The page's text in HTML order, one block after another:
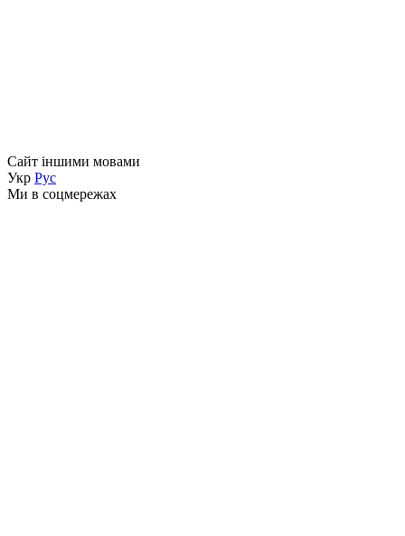
Сайт іншими мовами
Укр Рус
Ми в соцмережах